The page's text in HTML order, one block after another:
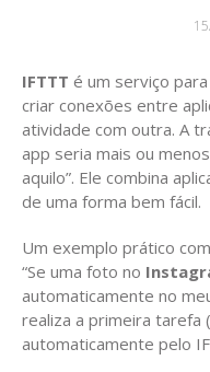
IFTTT é um serviço
criar conexões entre
atividade com outra. A
app seria mais ou
aquilo”. Ele combina
de uma forma bem fácil.
Um exemplo prático
“Se uma foto no
automaticamente no
realiza a primeira tarefa
automaticamente pelo